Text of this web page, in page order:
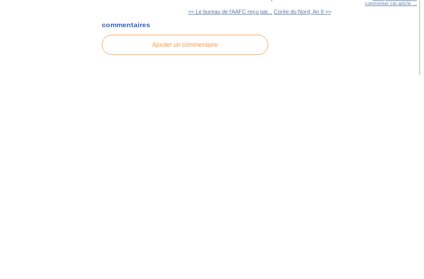
commenter cet article …
<< Le bureau de l'AAFC reçu par... Corée du Nord, An II >>
commentaires
Ajouter un commentaire